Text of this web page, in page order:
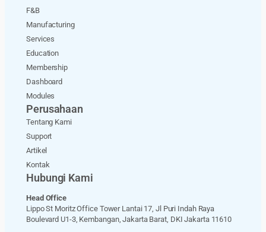
F&B
Manufacturing
Services
Education
Membership
Dashboard
Modules
Perusahaan
Tentang Kami
Support
Artikel
Kontak
Hubungi Kami
Head Office
Lippo St Moritz Office Tower Lantai 17, Jl Puri Indah Raya
Boulevard U1-3, Kembangan, Jakarta Barat, DKI Jakarta 11610